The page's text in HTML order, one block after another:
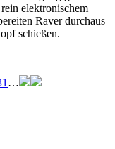
elektronischem
Raver durchaus
schießen.
…